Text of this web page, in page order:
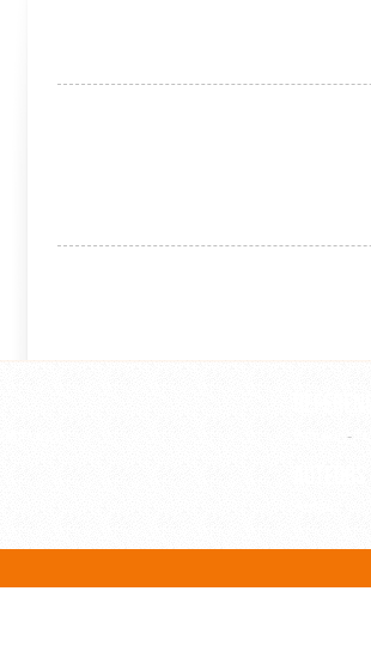
-